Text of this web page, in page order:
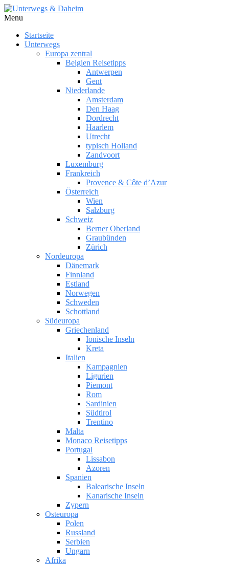
Menu
Startseite
Unterwegs
Europa zentral
Belgien Reisetipps
Antwerpen
Gent
Niederlande
Amsterdam
Den Haag
Dordrecht
Haarlem
Utrecht
typisch Holland
Zandvoort
Luxemburg
Frankreich
Provence & Côte d’Azur
Österreich
Wien
Salzburg
Schweiz
Berner Oberland
Graubünden
Zürich
Nordeuropa
Dänemark
Finnland
Estland
Norwegen
Schweden
Schottland
Südeuropa
Griechenland
Ionische Inseln
Kreta
Italien
Kampagnien
Ligurien
Piemont
Rom
Sardinien
Südtirol
Trentino
Malta
Monaco Reisetipps
Portugal
Lissabon
Azoren
Spanien
Balearische Inseln
Kanarische Inseln
Zypern
Osteuropa
Polen
Russland
Serbien
Ungarn
Afrika